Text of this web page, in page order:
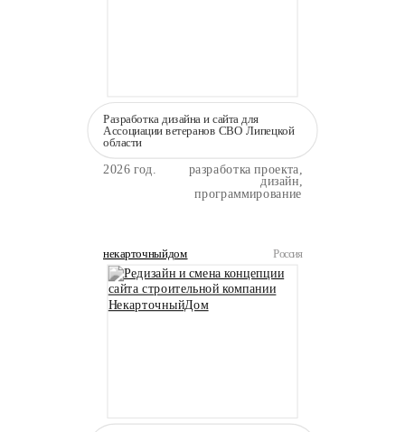
Разработка дизайна и сайта для
Ассоциации ветеранов СВО Липецкой
области
2026 год. разработка проекта,
дизайн,
программирование
некарточныйдом Россия